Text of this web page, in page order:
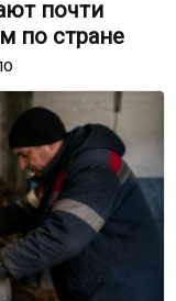
почти
по стране